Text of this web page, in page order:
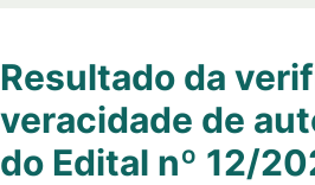
Resultado da
veracidade de
do Edital nº 12/